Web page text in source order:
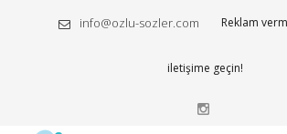
info@ozlu-sozler.com Reklam
iletişime geçin!